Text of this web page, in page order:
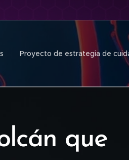
Proyecto de estrategia de
que